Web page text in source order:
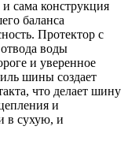
сама конструкция
баланса
Протектор с
воды
и уверенное
шины создает
что делает шину
и
в сухую, и